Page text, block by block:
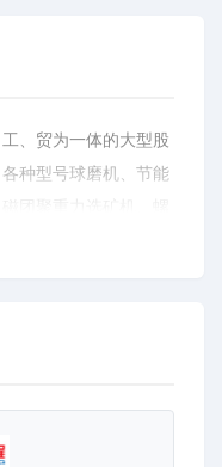
、贸为一体的大型股
种型号球磨机、节能
摇床、玻璃钢摇床、
设备、铜矿选矿设
工艺，如：金矿选矿
艺、钼矿选矿工艺、